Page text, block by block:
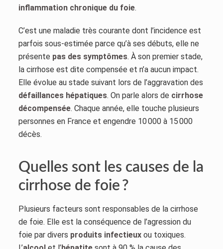
inflammation chronique du foie.
C’est une maladie très courante dont l’incidence est
parfois sous-estimée parce qu’à ses débuts, elle ne
présente pas des symptômes. À son premier stade,
la cirrhose est dite compensée et n’a aucun impact.
Elle évolue au stade suivant lors de l’aggravation des
défaillances hépatiques. On parle alors de cirrhose
décompensée. Chaque année, elle touche plusieurs
personnes en France et engendre 10 000 à 15 000
décès.
Quelles sont les causes de la
cirrhose de foie ?
Plusieurs facteurs sont responsables de la cirrhose
de foie. Elle est la conséquence de l’agression du
foie par divers produits infectieuxou toxiques.